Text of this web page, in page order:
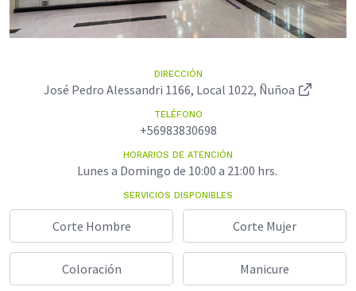
DIRECCIÓN
José Pedro Alessandri 1166, Local 1022, Ñuñoa
TELÉFONO
+56983830698
HORARIOS DE ATENCIÓN
Lunes a Domingo de 10:00 a 21:00 hrs.
SERVICIOS DISPONIBLES
Corte Hombre Corte Mujer
Coloración Manicure